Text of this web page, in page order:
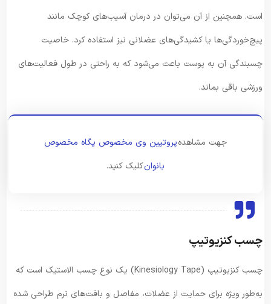
است. همچنین از آن می‌توان در درمان آسیب‌های کوچک مانند
پیچ‌خوردگی‌ها یا کشیدگی‌های عضلانی نیز استفاده کرد. خاصیت
چسبندگی آن به پوست باعث می‌شود که به راحتی در طول فعالیت‌های
ورزشی باقی بماند.
جهت مشاهدهپروتپین وی مخصوص پگاه مخصوص
بانوانکلیک کنید.
چسب کنزیوتیپ
چسب کنزیوتیپ (Kinesiology Tape) یک نوع چسب الاستیک است که
به‌طور ویژه برای حمایت از عضلات، مفاصل و بافت‌های نرم طراحی شده